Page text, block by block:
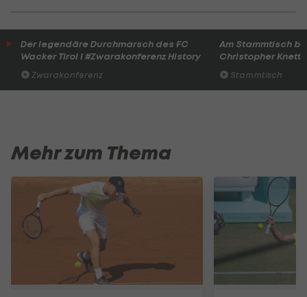
Der legendäre Durchmarsch des FC
Wacker Tirol I #Zwarakonferenz History
Zwarakonferenz
Am Stammtisch
Christopher Knett
Stammtisch
Mehr zum Thema